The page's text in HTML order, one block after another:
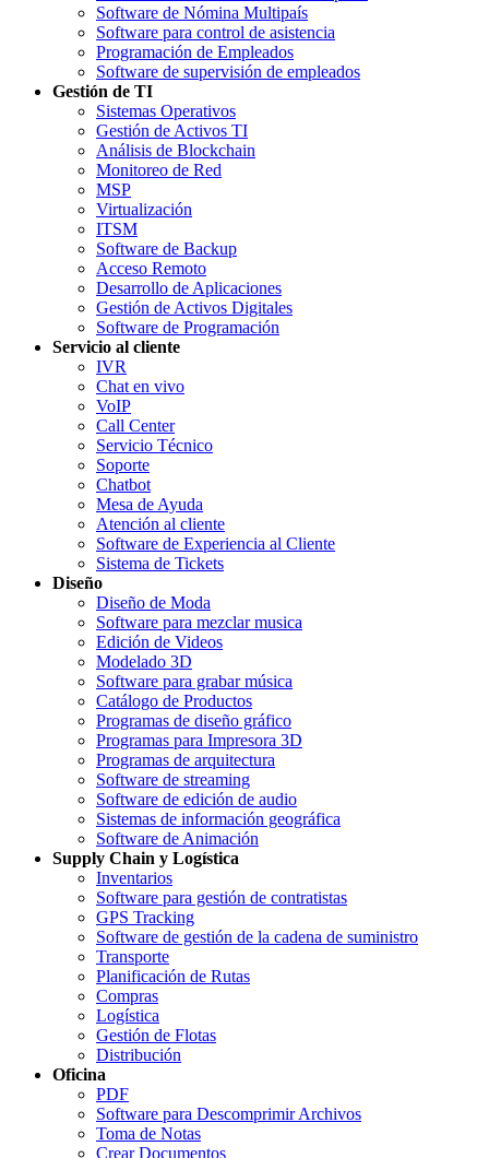
Software de Nómina Multipaís
Software para control de asistencia
Programación de Empleados
Software de supervisión de empleados
Gestión de TI
Sistemas Operativos
Gestión de Activos TI
Análisis de Blockchain
Monitoreo de Red
MSP
Virtualización
ITSM
Software de Backup
Acceso Remoto
Desarrollo de Aplicaciones
Gestión de Activos Digitales
Software de Programación
Servicio al cliente
IVR
Chat en vivo
VoIP
Call Center
Servicio Técnico
Soporte
Chatbot
Mesa de Ayuda
Atención al cliente
Software de Experiencia al Cliente
Sistema de Tickets
Diseño
Diseño de Moda
Software para mezclar musica
Edición de Videos
Modelado 3D
Software para grabar música
Catálogo de Productos
Programas de diseño gráfico
Programas para Impresora 3D
Programas de arquitectura
Software de streaming
Software de edición de audio
Sistemas de información geográfica
Software de Animación
Supply Chain y Logística
Inventarios
Software para gestión de contratistas
GPS Tracking
Software de gestión de la cadena de suministro
Transporte
Planificación de Rutas
Compras
Logística
Gestión de Flotas
Distribución
Oficina
PDF
Software para Descomprimir Archivos
Toma de Notas
Crear Documentos